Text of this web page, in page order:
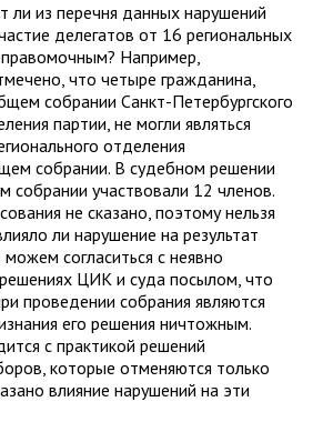
ли из перечня данных нарушений
делегатов от 16 региональных
Например,
что четыре гражданина,
собрании Санкт-Петербургского
партии, не могли являться
отделения
собрании. В судебном решении
собрании участвовали 12 членов.
не сказано, поэтому нельзя
ли нарушение на результат
согласиться с неявно
ЦИК и суда посылом, что
проведении собрания являются
его решения ничтожным.
с практикой решений
которые отменяются только
влияние нарушений на эти